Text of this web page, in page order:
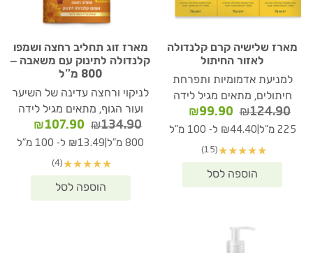
מארז שלישיה קרם קלנדולה
לאזור החיתול
למניעת אדמומיות ותפרחת
חיתולים, מתאים מגיל לידה
₪124.90
המחיר
המקורי
₪124.90.
₪99.90
הנוכחי
225 מ"ל ₪44.40 ל- 100 מ"ל
★
★
★
★
★
(15)
מארז זוג תחליב רחצה ושמפו
קלנדולה לתינוק עם משאבה –
800 מ”ל
לניקוי ורחצה עדינה של השיער
ועור הגוף, מתאים מגיל לידה
₪134.90
המחיר
המקורי
₪134.90.
₪107.90
הנוכחי
800 מ"ל ₪13.49 ל- 100 מ"ל
★
★
★
★
★
(4)